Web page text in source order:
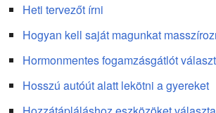
Heti tervezőt írni
Hogyan kell saját magunkat
Hormonmentes fogamzásgátlót
Hosszú autóút alatt lekötni a gyereket